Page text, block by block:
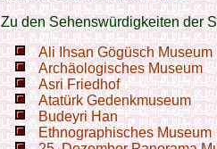
Zu den Sehenswürdigkeiten der
Ali Ihsan Gögüsch
Archäologisches Museum
Asri Friedhof
Atatürk Gedenkmuseum
Budeyri Han
Ethnographisches Museum